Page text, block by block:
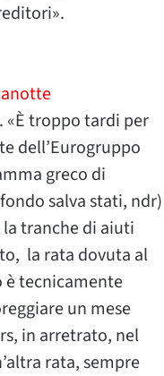
«È troppo tardi per
dell’Eurogruppo
greco di
salva stati, ndr)
tranche di aiuti
la rata dovuta al
tecnicamente
un mese
in arretrato, nel
rata, sempre